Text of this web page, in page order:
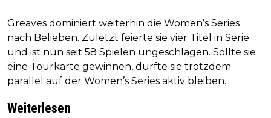
Greaves dominiert weiterhin die Women’s Series
nach Belieben. Zuletzt feierte sie vier Titel in Serie
und ist nun seit 58 Spielen ungeschlagen. Sollte sie
eine Tourkarte gewinnen, dürfte sie trotzdem
parallel auf der Women’s Series aktiv bleiben.
Weiterlesen